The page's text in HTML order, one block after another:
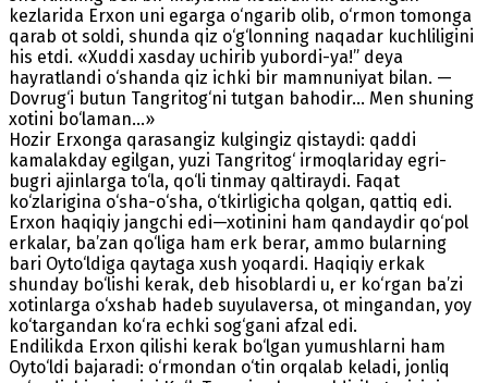
kezlarida Erxon uni egarga o‘ngarib olib, o‘rmon tomonga
qarab ot soldi, shunda qiz o‘g‘lonning naqadar kuchliligini
his etdi. «Xuddi xasday uchirib yubordi-ya!” deya
hayratlandi o‘shanda qiz ichki bir mamnuniyat bilan. —
Dovrug‘i butun Tangritog‘ni tutgan bahodir... Men shuning
xotini bo‘laman...»
Hozir Erxonga qarasangiz kulgingiz qistaydi: qaddi
kamalakday egilgan, yuzi Tangritog‘ irmoqlariday egri-
bugri ajinlarga to‘la, qo‘li tinmay qaltiraydi. Faqat
ko‘zlarigina o‘sha-o‘sha, o‘tkirligicha qolgan, qattiq edi.
Erxon haqiqiy jangchi edi—xotinini ham qandaydir qo‘pol
erkalar, ba’zan qo‘liga ham erk berar, ammo bularning
bari Oyto‘ldiga qaytaga xush yoqardi. Haqiqiy erkak
shunday bo‘lishi kerak, deb hisoblardi u, er ko‘rgan ba’zi
xotinlarga o‘xshab hadeb suyulaversa, ot mingandan, yoy
ko‘targandan ko‘ra echki sog‘gani afzal edi.
Endilikda Erxon qilishi kerak bo‘lgan yumushlarni ham
Oyto‘ldi bajaradi: o‘rmondan o‘tin orqalab keladi, jonliq